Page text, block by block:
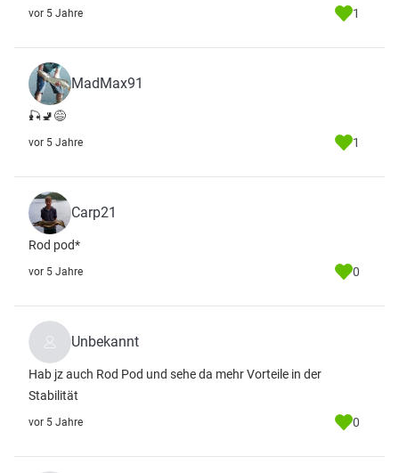
vor 5 Jahre 1
MadMax91
🎣🚽😅
vor 5 Jahre 1
Carp21
Rod pod*
vor 5 Jahre 0
Unbekannt
Hab jz auch Rod Pod und sehe da mehr Vorteile in der
Stabilität
vor 5 Jahre 0